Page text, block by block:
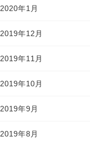
2020年1月
2019年12月
2019年11月
2019年10月
2019年9月
2019年8月